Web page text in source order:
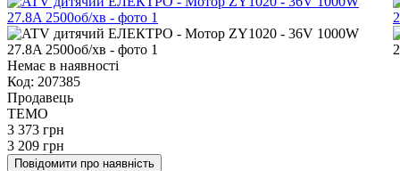
Немає в наявності
Код: 207385
Продавець
TEMO
3 373 грн
3 209 грн
Повідомити про наявність